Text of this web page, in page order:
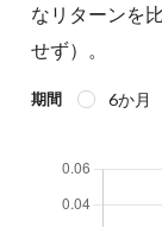
なリターンを
せず）。
期間 6か月